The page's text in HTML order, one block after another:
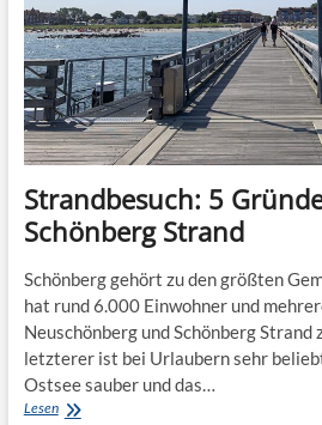
Strandbesuch: 5
Schönberg Strand
Schönberg gehört zu den größten
hat rund 6.000 Einwohner und
Neuschönberg und Schönberg Strand
letzterer ist bei Urlaubern sehr
Ostsee sauber und das…
LesenStrandbesuch: